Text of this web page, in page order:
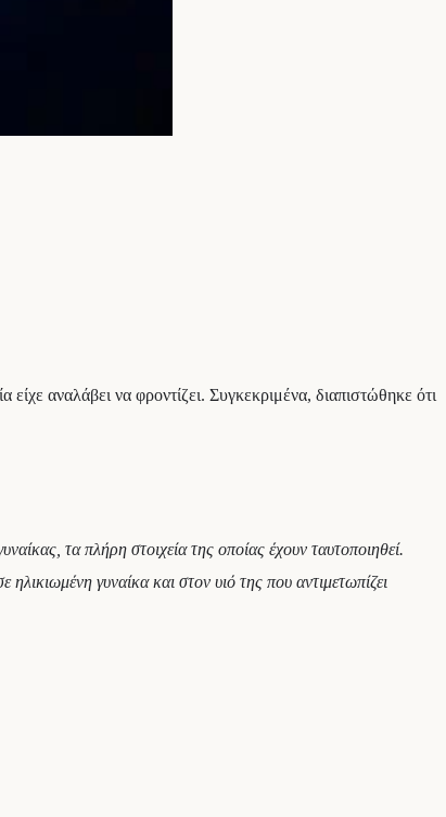
αναλάβει να φροντίζει. Συγκεκριμένα, διαπιστώθηκε ότι
τα πλήρη στοιχεία της οποίας έχουν ταυτοποιηθεί.
γυναίκα και στον υιό της που αντιμετωπίζει